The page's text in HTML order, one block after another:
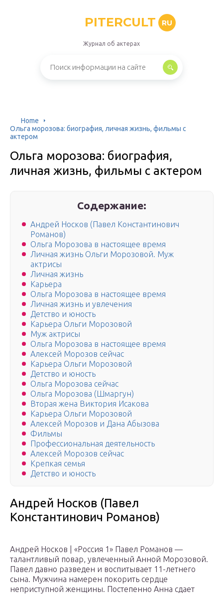
PITERCULT RU
Журнал об актерах
Home
Ольга морозова: биография, личная жизнь, фильмы с
актером
Ольга морозова: биография,
личная жизнь, фильмы с актером
Содержание:
Андрей Носков (Павел Константинович
Романов)
Ольга Морозова в настоящее время
Личная жизнь Ольги Морозовой. Муж
актрисы
Личная жизнь
Карьера
Ольга Морозова в настоящее время
Личная жизнь и увлечения
Детство и юность
Карьера Ольги Морозовой
Муж актрисы
Ольга Морозова в настоящее время
Алексей Морозов сейчас
Карьера Ольги Морозовой
Детство и юность
Ольга Морозова сейчас
Ольга Морозова (Шмаргун)
Вторая жена Виктория Исакова
Карьера Ольги Морозовой
Алексей Морозов и Дана Абызова
Фильмы
Профессиональная деятельность
Алексей Морозов сейчас
Крепкая семья
Детство и юность
Андрей Носков (Павел
Константинович Романов)
Андрей Носков | «Россия 1» Павел Романов —
талантливый повар, увлеченный Анной Морозовой.
Павел давно разведен и воспитывает 11-летнего
сына. Мужчина намерен покорить сердце
неприступной женщины. Постепенно Анна сдает